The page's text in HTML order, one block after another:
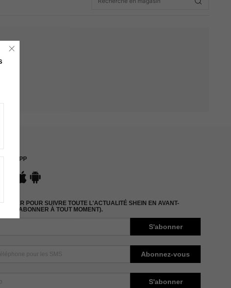
APP
POUR SUIVRE TOUTE L'ACTUALITÉ SHEIN EN AVANT-
DÉSABONNER À TOUT MOMENT).
S'abonner
Abonnez-vous
S'abonner